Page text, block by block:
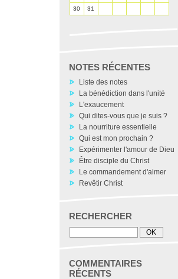
30
31
NOTES RÉCENTES
Liste des notes
La bénédiction dans l'unité
L'exaucement
Qui dites-vous que je suis ?
La nourriture essentielle
Qui est mon prochain ?
Expérimenter l'amour de Dieu
Être disciple du Christ
Le commandement d'aimer
Revêtir Christ
RECHERCHER
COMMENTAIRES
RÉCENTS